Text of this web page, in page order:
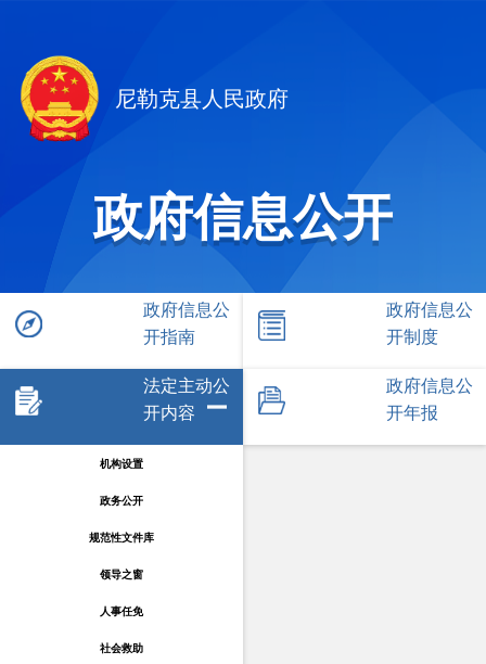
尼勒克县人民政府
政府信息公开
政府信息公
开指南
政府信息公
开制度
法定主动公
开内容
机构设置
政务公开
规范性文件库
领导之窗
人事任免
社会救助
政府信息公
开年报